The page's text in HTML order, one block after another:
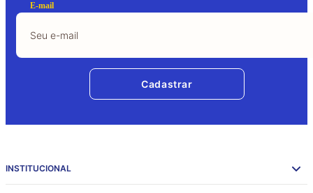
E-mail
Cadastrar
INSTITUCIONAL